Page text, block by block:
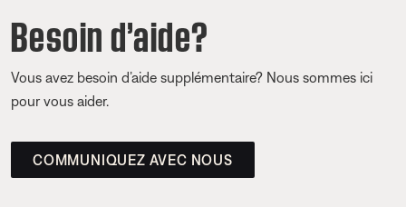
Besoin d’aide?
Vous avez besoin d’aide supplémentaire? Nous sommes ici
pour vous aider.
COMMUNIQUEZ AVEC NOUS